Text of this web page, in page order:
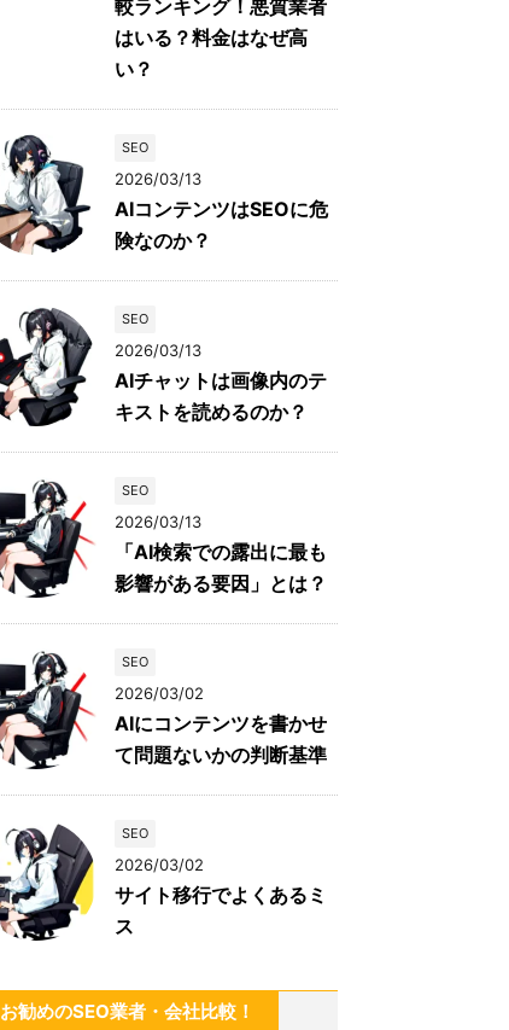
較ランキング！悪質業者
はいる？料金はなぜ高
い？
SEO
2026/03/13
AIコンテンツはSEOに危
険なのか？
SEO
2026/03/13
AIチャットは画像内のテ
キストを読めるのか？
SEO
2026/03/13
「AI検索での露出に最も
影響がある要因」とは？
SEO
2026/03/02
AIにコンテンツを書かせ
て問題ないかの判断基準
SEO
2026/03/02
サイト移行でよくあるミ
ス
お勧めのSEO業者・会社比較！